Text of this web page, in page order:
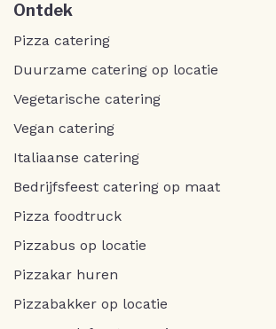
Ontdek
Pizza catering
Duurzame catering op locatie
Vegetarische catering
Vegan catering
Italiaanse catering
Bedrijfsfeest catering op maat
Pizza foodtruck
Pizzabus op locatie
Pizzakar huren
Pizzabakker op locatie